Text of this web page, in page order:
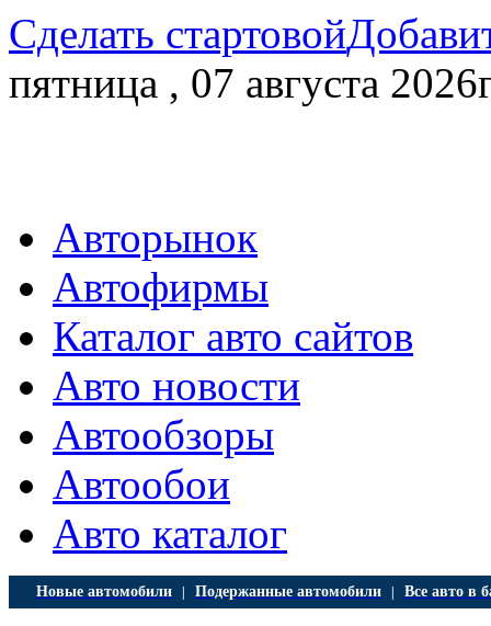
Сделать стартовой
пятница , 07 августа
Авторынок
Автофирмы
Каталог авто сайтов
Авто новости
Автообзоры
Автообои
Авто каталог
Новые автомобили Подержанные автомобили Все авто в